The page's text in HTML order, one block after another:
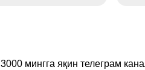
мингга яқин телеграм